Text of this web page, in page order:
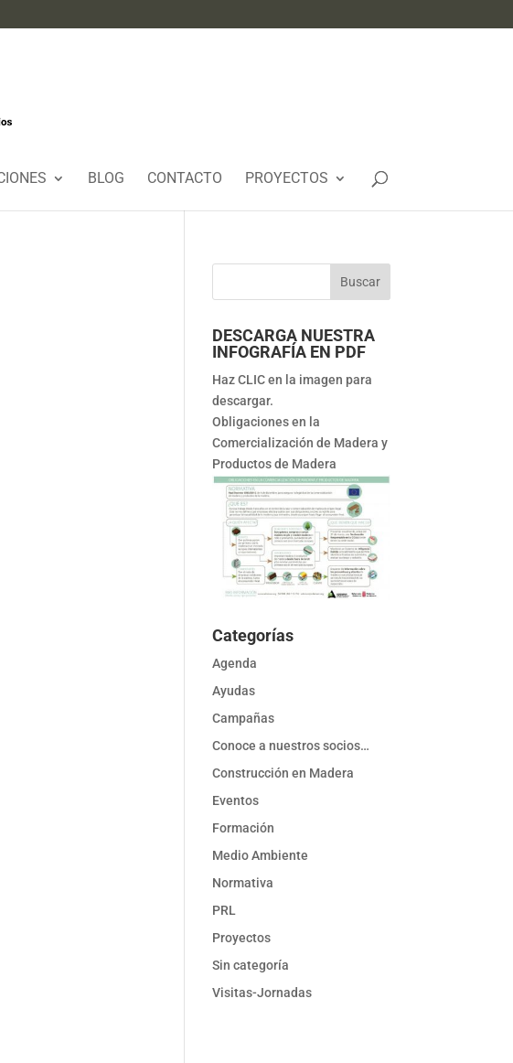
BLOG CONTACTO PROYECTOS
DESCARGA NUESTRA
INFOGRAFÍA EN PDF
Haz CLIC en la imagen para
descargar.
Obligaciones en la
Comercialización de Madera y
Productos de Madera
Categorías
Agenda
Ayudas
Campañas
Conoce a nuestros socios…
Construcción en Madera
Eventos
Formación
Medio Ambiente
Normativa
PRL
Proyectos
Sin categoría
Visitas-Jornadas